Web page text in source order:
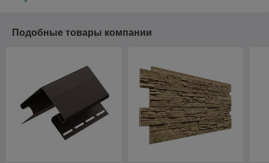
Подобные товары компании